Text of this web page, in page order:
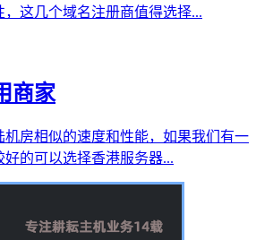
这几个域名注册商值得选择...
商家
机房相似的速度和性能，如果我们有一
的可以选择香港服务器...